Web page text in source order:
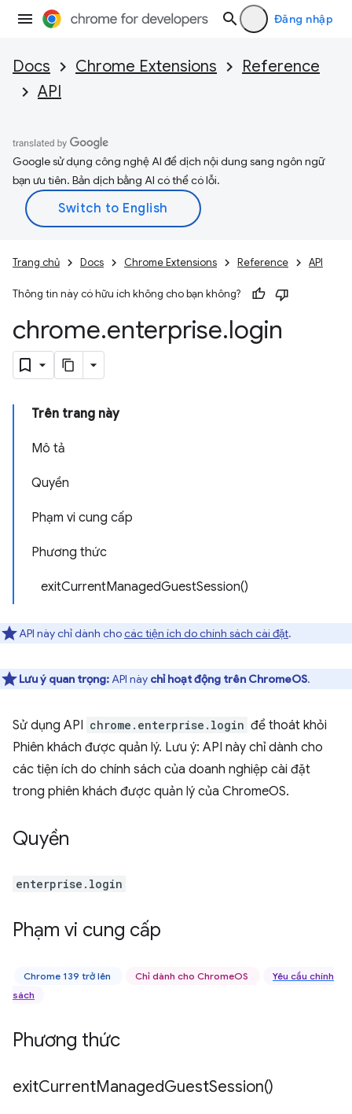
Đăng nhập
Docs Chrome Extensions
Reference
API
Google sử dụng công nghệ AI để dịch nội dung sang ngôn ngữ
bạn ưu tiên. Bản dịch bằng AI có thể có lỗi.
Trang chủ Docs Chrome Extensions Reference API
Thông tin này có hữu ích không cho bạn không?
chrome.enterprise.login
Trên trang này
Mô tả
Quyền
Phạm vi cung cấp
Phương thức
exitCurrentManagedGuestSession()
API này chỉ dành chocác tiện ích do chính sách cài đặt.
Lưu ý quan trọng:API này chỉ hoạt động trên ChromeOS.
Sử dụng API chrome.enterprise.login để thoát khỏi
Phiên khách được quản lý. Lưu ý: API này chỉ dành cho
các tiện ích do chính sách của doanh nghiệp cài đặt
trong phiên khách được quản lý của ChromeOS.
Quyền
enterprise.login
Phạm vi cung cấp
Chrome 139 trở lên Chỉ dành cho ChromeOS
Yêu cầu chính
sách
Phương thức
exitCurrentManagedGuestSession()